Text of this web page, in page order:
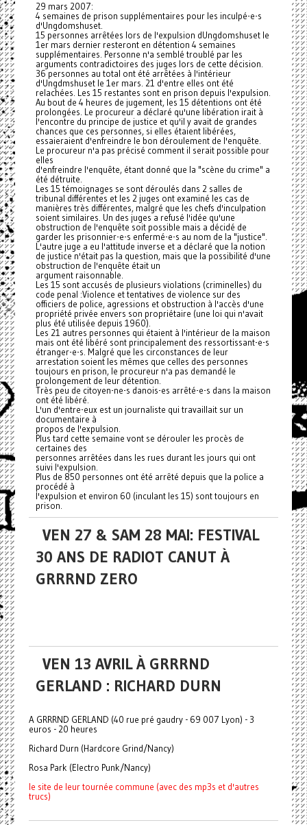
29 mars 2007:
4 semaines de prison supplémentaires pour les inculpé-e-s
d'Ungdomshuset.
15 personnes arrêtées lors de l'expulsion dUngdomshuset le
1er mars dernier resteront en détention 4 semaines
supplémentaires. Personne n'a semblé troublé par les
arguments contradictoires des juges lors de cette décision.
36 personnes au total ont été arrêtées à l'intérieur
d'Ungdmshuset le 1er mars. 21 d'entre elles ont été
relachées. Les 15 restantes sont en prison depuis l'expulsion.
Au bout de 4 heures de jugement, les 15 détentions ont été
prolongées. Le procureur a déclaré qu'une libération irait à
l'encontre du principe de justice et qu'il y avait de grandes
chances que ces personnes, si elles étaient libérées,
essaieraient d'enfreindre le bon déroulement de l'enquête.
Le procureur n'a pas précisé comment il serait possible pour
elles
d'enfreindre l'enquête, étant donné que la "scène du crime" a
été détruite.
Les 15 témoignages se sont déroulés dans 2 salles de
tribunal différentes et les 2 juges ont examiné les cas de
manières très différentes, malgré que les chefs d'inculpation
soient similaires. Un des juges a refusé l'idée qu'une
obstruction de l'enquête soit possible mais a décidé de
garder les prisonnier-e-s enfermé-e-s au nom de la "justice".
L'autre juge a eu l'attitude inverse et a déclaré que la notion
de justice n'était pas la question, mais que la possibilité d'une
obstruction de l'enquête était un
argument raisonnable.
Les 15 sont accusés de plusieurs violations (criminelles) du
code penal :Violence et tentatives de violence sur des
officiers de police, agressions et obstruction à l'accès d'une
propriété privée envers son propriétaire (une loi qui n'avait
plus été utilisée depuis 1960).
Les 21 autres personnes qui étaient à l'intérieur de la maison
mais ont été libéré sont principalement des ressortissant-e-s
étranger-e-s. Malgré que les circonstances de leur
arrestation soient les mêmes que celles des personnes
toujours en prison, le procureur n'a pas demandé le
prolongement de leur détention.
Très peu de citoyen-ne-s danois-es arrêté-e-s dans la maison
ont été libéré.
L'un d'entre-eux est un journaliste qui travaillait sur un
documentaire à
propos de l'expulsion.
Plus tard cette semaine vont se dérouler les procès de
certaines des
personnes arrêtées dans les rues durant les jours qui ont
suivi l'expulsion.
Plus de 850 personnes ont été arrêté depuis que la police a
procédé à
l'expulsion et environ 60 (inculant les 15) sont toujours en
prison.
VEN 27 & SAM 28 MAI: FESTIVAL
30 ANS DE RADIOT CANUT À
GRRRND ZERO
VEN 13 AVRIL À GRRRND
GERLAND : RICHARD DURN
A GRRRND GERLAND (40 rue pré gaudry - 69 007 Lyon) - 3
euros - 20 heures
Richard Durn (Hardcore Grind/Nancy)
Rosa Park (Electro Punk/Nancy)
le site de leur tournée commune (avec des mp3s et d'autres
trucs)